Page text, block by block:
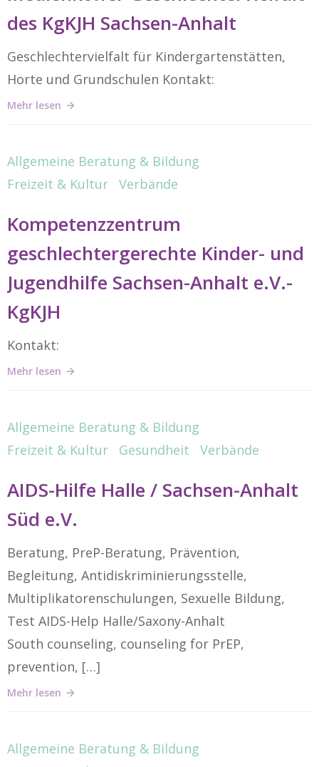
des KgKJH Sachsen-Anhalt
Geschlechtervielfalt für Kindergartenstätten,
Horte und Grundschulen Kontakt:
Mehr lesen
Allgemeine Beratung & Bildung
Freizeit & Kultur
Verbände
Kompetenzzentrum
geschlechtergerechte Kinder- und
Jugendhilfe Sachsen-Anhalt e.V.-
KgKJH
Kontakt:
Mehr lesen
Allgemeine Beratung & Bildung
Freizeit & Kultur
Gesundheit Verbände
AIDS-Hilfe Halle / Sachsen-Anhalt
Süd e.V.
Beratung, PreP-Beratung, Prävention,
Begleitung, Antidiskriminierungsstelle,
Multiplikatorenschulungen, Sexuelle Bildung,
Test AIDS-Help Halle/Saxony-Anhalt
South counseling, counseling for PrEP,
prevention, […]
Mehr lesen
Allgemeine Beratung & Bildung